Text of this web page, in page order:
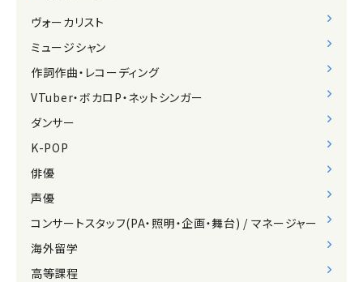
ヴォーカリスト
ミュージシャン
作詞作曲・レコーディング
VTuber・ボカロP・ネットシンガー
ダンサー
K-POP
俳優
声優
コンサートスタッフ(PA・照明・企画・舞台) / マネージャー
海外留学
高等課程